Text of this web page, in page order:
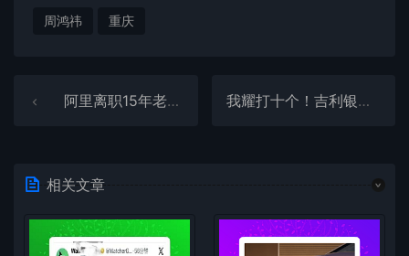
周鸿祎 重庆
阿里离职15年老员工感谢马云祝福：我们生来不只是为了钱 已移居新西兰 我耀打十个！吉利银河星耀8全民众测 全面开启-郑州站圆满落幕
相关文章